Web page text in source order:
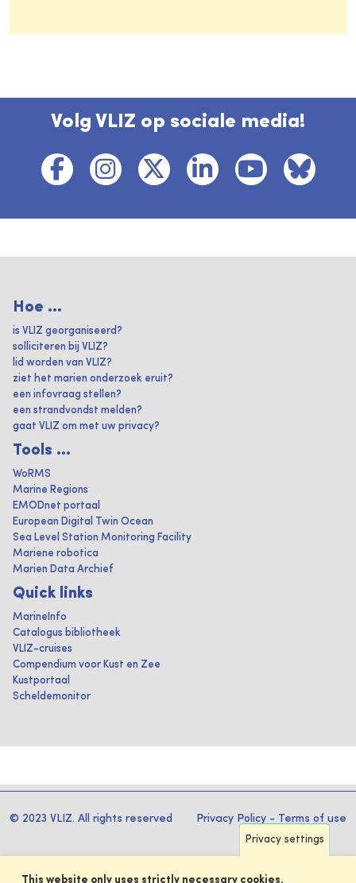
Volg VLIZ op sociale media!
Hoe ...
is VLIZ georganiseerd?
solliciteren bij VLIZ?
lid worden van VLIZ?
ziet het marien onderzoek eruit?
een infovraag stellen?
een strandvondst melden?
gaat VLIZ om met uw privacy?
Tools ...
WoRMS
Marine Regions
EMODnet portaal
European Digital Twin Ocean
Sea Level Station Monitoring Facility
Mariene robotica
Marien Data Archief
Quick links
MarineInfo
Catalogus bibliotheek
VLIZ-cruises
Compendium voor Kust en Zee
Kustportaal
Scheldemonitor
© 2023 VLIZ. All rights reserved Privacy Policy - Terms of use
Privacy settings
This website only uses strictly necessary cookies.